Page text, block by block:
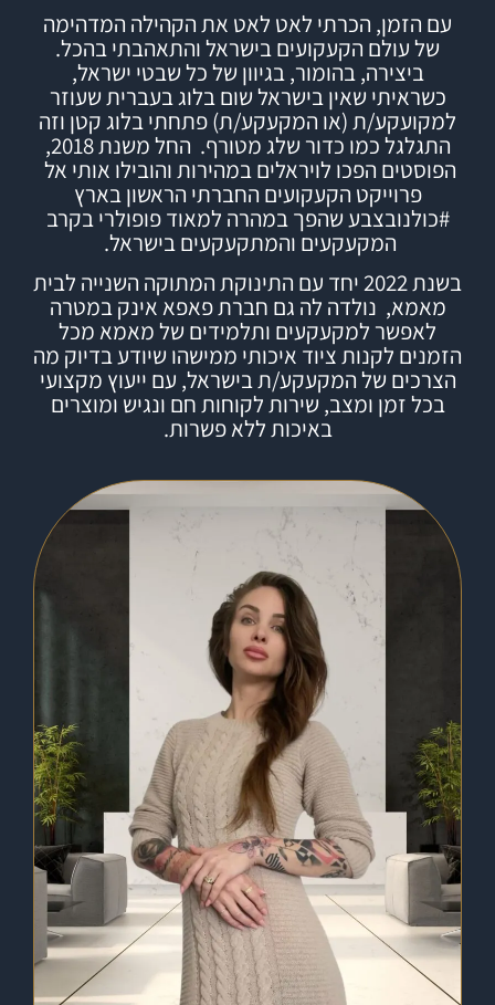
עם הזמן, הכרתי לאט לאט את הקהילה המדהימה
של עולם הקעקועים בישראל והתאהבתי בהכל.
ביצירה, בהומור, בגיוון של כל שבטי ישראל,
כשראיתי שאין בישראל שום בלוג בעברית שעוזר
למקועקע/ת (או המקעקע/ת) פתחתיבלוגקטן וזה
התגלגל כמו כדור שלג מטורף.
החל משנת 2018,
הפוסטים הפכו לויראלים במהירות והובילו אותי אל
פרוייקט הקעקועים החברתי הראשון בארץ
#כולנובצבעשהפך במהרה למאוד פופולרי בקרב
המקעקעים והמתקעקעים בישראל.
בשנת 2022 יחד עם התינוקת המתוקה השנייה לבית
מאמא, נולדה לה גם חברתפאפא אינקבמטרה
לאפשר למקעקעים ותלמידים של מאמא מכל
הזמנים לקנות ציוד איכותי ממישהו שיודע בדיוק מה
הצרכים של המקעקע/ת בישראל, עם ייעוץ מקצועי
בכל זמן ומצב, שירות לקוחות חם ונגיש ומוצרים
באיכות ללא פשרות.